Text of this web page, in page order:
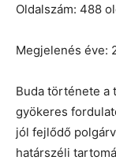
Oldalszám: 488
Megjelenés éve:
Buda története a
gyökeres
jól fejlődő
határszéli